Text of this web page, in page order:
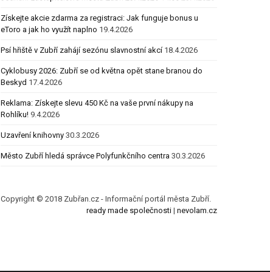
Získejte akcie zdarma za registraci: Jak funguje bonus u
eToro a jak ho využít naplno 19.4.2026
Psí hřiště v Zubří zahájí sezónu slavnostní akcí 18.4.2026
Cyklobusy 2026: Zubří se od května opět stane branou do
Beskyd 17.4.2026
Reklama: Získejte slevu 450 Kč na vaše první nákupy na
Rohlíku! 9.4.2026
Uzavření knihovny 30.3.2026
Město Zubří hledá správce Polyfunkčního centra 30.3.2026
Copyright © 2018 Zubřan.cz - Informační portál města Zubří.
ready made společnosti| nevolam.cz